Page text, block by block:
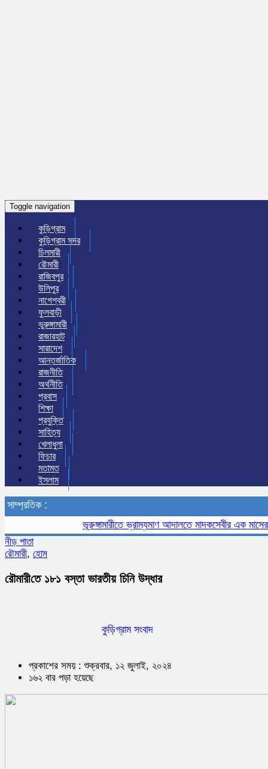
Toggle navigation
কুড়িগ্রাম
কুড়িগ্রাম সদর
চিলমারী
রৌমারী
রাজিবপুর
উলিপুর
নাগেশ্বরী
ফুলবাড়ী
ভুরুঙ্গামারী
রাজারহাট
সারাদেশ
আন্তর্জাতিক
রাজনীতি
অর্থনীতি
প্রবাস
শিক্ষা
প্রযুক্তি
সাহিত্য
খেলাধুলা
ফিচার
মতামত
ইসলাম
সাম্প্রতিক :
ভূরুঙ্গামারীতে ভ্রাম্যমাণ আদালতে মাদকসেবীর এক মাসের
নীড় পাতা
রৌমারী, হোম
রৌমারী‌তে ১৮১ বস্তা ভারতীয় চি‌নি উদ্ধার
কুড়িগ্রাম সংবাদ
প্রকাশের সময় : শুক্রবার, ১২ জুলাই, ২০২৪
১৬২ বার পড়া হয়েছে